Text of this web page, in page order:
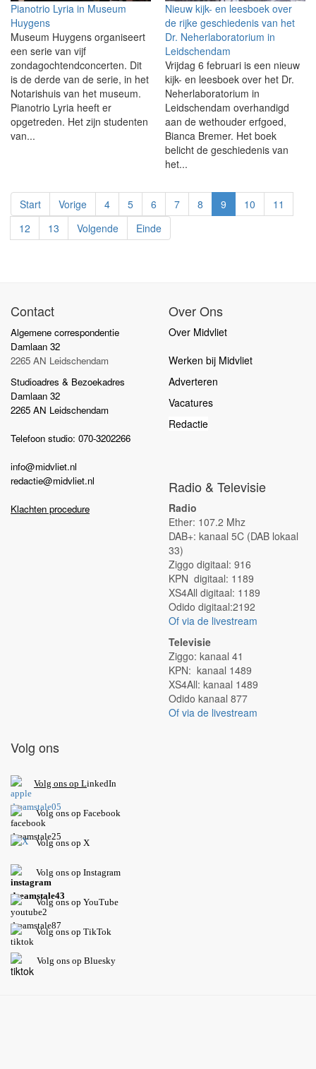
Pianotrio Lyria in Museum
Huygens
Museum Huygens organiseert
een serie van vijf
zondagochtendconcerten. Dit
is de derde van de serie, in het
Notarishuis van het museum.
Pianotrio Lyria heeft er
opgetreden. Het zijn studenten
van...
Nieuw kijk- en leesboek over
de rijke geschiedenis van het
Dr. Neherlaboratorium in
Leidschendam
Vrijdag 6 februari is een nieuw
kijk- en leesboek over het Dr.
Neherlaboratorium in
Leidschendam overhandigd
aan de wethouder erfgoed,
Bianca Bremer. Het boek
belicht de geschiedenis van
het...
Start Vorige 4 5 6 7 8 9 10
11
12
13 Volgende Einde
Contact
Algemene correspondentie
Damlaan 32
2265 AN Leidschendam
Studioadres & Bezoekadres
Damlaan 32
2265 AN Leidschendam
Telefoon studio: 070-3202266
info@midvliet.nl
redactie@midvliet.nl
Klachten procedure
Over Ons
Over Midvliet
Werken bij Midvliet
Adverteren
Vacatures
Redactie
Radio & Televisie
Radio
Ether: 107.2 Mhz
DAB+: kanaal 5C (DAB lokaal
33)
Ziggo digitaal: 916
KPN digitaal: 1189
XS4All digitaal: 1189
Odido digitaal:2192
Of via de livestream
Televisie
Ziggo: kanaal 41
KPN: kanaal 1489
XS4All: kanaal 1489
Odido kanaal 877
Of via de livestream
Volg ons
Volg ons op LinkedIn
Volg ons op Facebook
Volg ons op X
Volg ons op Instagram
Volgons op YouTube
Volg ons op TikTok
Volg ons op Bluesky